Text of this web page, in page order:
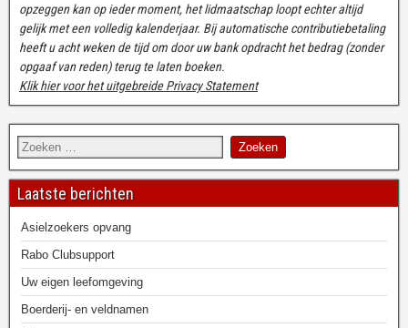
opzeggen kan op ieder moment, het lidmaatschap loopt echter altijd
gelijk met een volledig kalenderjaar. Bij automatische contributiebetaling
heeft u acht weken de tijd om door uw bank opdracht het bedrag (zonder
opgaaf van reden) terug te laten boeken.
Klik hier voor het uitgebreide Privacy Statement
Laatste berichten
Asielzoekers opvang
Rabo Clubsupport
Uw eigen leefomgeving
Boerderij- en veldnamen